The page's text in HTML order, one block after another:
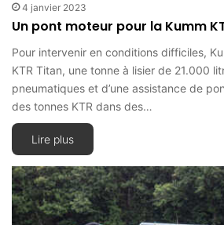
4 janvier 2023
Un pont moteur pour la Kumm
Pour intervenir en conditions difficiles,
KTR Titan, une tonne à lisier de 21.000
pneumatiques et d’une assistance de
des tonnes KTR dans des…
Lire plus